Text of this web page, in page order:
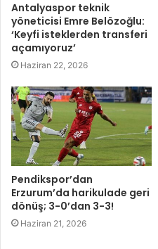
Antalyaspor teknik
yöneticisi Emre Belözoğlu:
‘Keyfi isteklerden transferi
açamıyoruz’
Haziran 22, 2026
Pendikspor’dan
Erzurum’da harikulade geri
dönüş; 3-0’dan 3-3!
Haziran 21, 2026